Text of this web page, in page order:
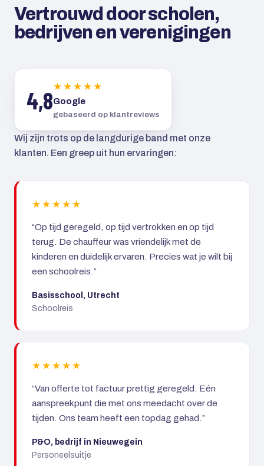
Vertrouwd door scholen,
bedrijven en verenigingen
4,8★★★★★
Google
gebaseerd op klantreviews
Wij zijn trots op de langdurige band met onze
klanten. Een greep uit hun ervaringen:
★★★★★
“Op tijd geregeld, op tijd vertrokken en op tijd
terug. De chauffeur was vriendelijk met de
kinderen en duidelijk ervaren. Precies wat je wilt bij
een schoolreis.”
Basisschool, Utrecht
Schoolreis
★★★★★
“Van offerte tot factuur prettig geregeld. Eén
aanspreekpunt die met ons meedacht over de
tijden. Ons team heeft een topdag gehad.”
P&O, bedrijf in Nieuwegein
Personeelsuitje